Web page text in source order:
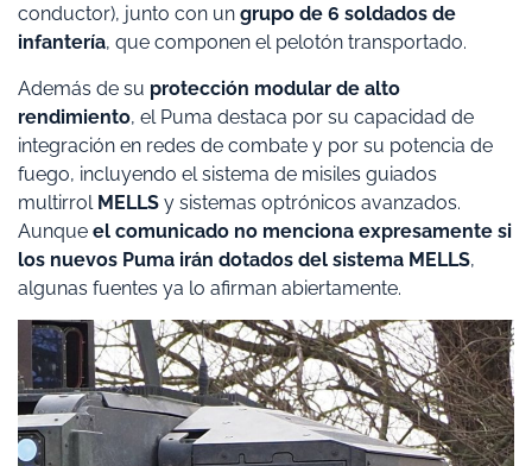
conductor), junto con un grupo de 6 soldados de
infantería, que componen el pelotón transportado.
Además de su protección modular de alto
rendimiento, el Puma destaca por su capacidad de
integración en redes de combate y por su potencia de
fuego, incluyendo el sistema de misiles guiados
multirrol MELLS y sistemas optrónicos avanzados.
Aunque el comunicado no menciona expresamente si
los nuevos Puma irán dotados del sistema MELLS,
algunas fuentes ya lo afirman abiertamente.